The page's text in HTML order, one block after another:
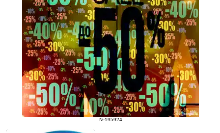
№195924